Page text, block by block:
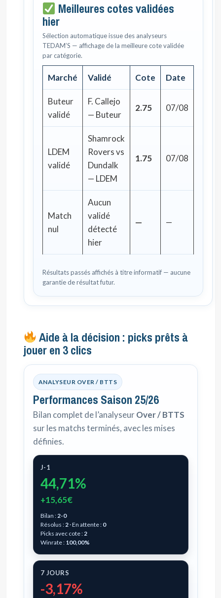
Meilleures cotes validées
hier
Sélection automatique issue des analyseurs
TEDAM’S — affichage de la meilleure cote validée
par catégorie.
Marché Validé Cote Date
Buteur
validé
F. Callejo
— Buteur
2.75 07/08
LDEM
validé
Shamrock
Rovers vs
Dundalk
— LDEM
1.75 07/08
Match
nul
Aucun
validé
détecté
hier
— —
Résultats passés affichés à titre informatif — aucune
garantie de résultat futur.
Aide à la décision : picks prêts à
jouer en 3 clics
ANALYSEUR OVER / BTTS
Performances Saison 25/26
Bilan complet de l’analyseurOver / BTTS
sur les matchs terminés, avec les mises
définies.
J-1
44,71%
+15,65€
Bilan : 2-0
Résolus : 2· En attente : 0
Picks avec cote : 2
Winrate : 100,00%
7 JOURS
-3,17%